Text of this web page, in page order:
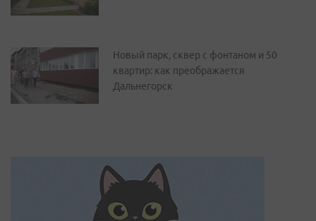
Новый парк, сквер с фонтаном и 50
квартир: как преображается
Дальнегорск